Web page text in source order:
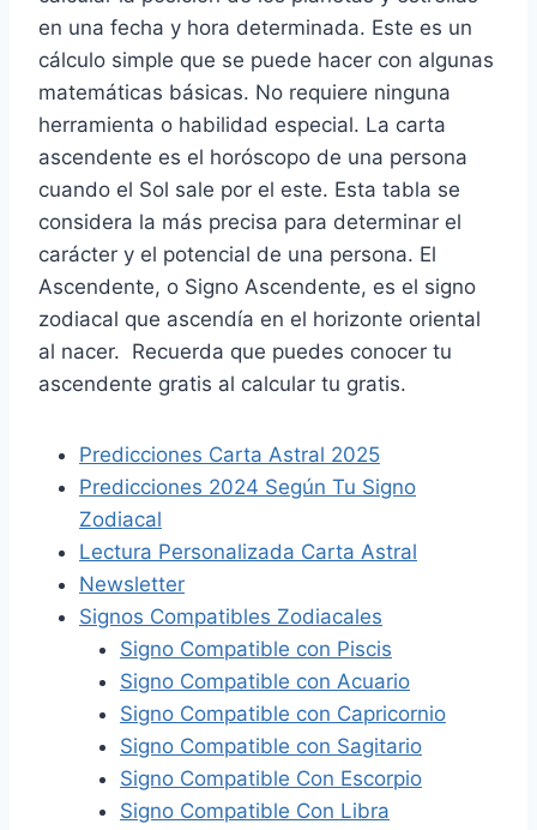
en una fecha y hora determinada. Este es un
cálculo simple que se puede hacer con algunas
matemáticas básicas. No requiere ninguna
herramienta o habilidad especial. La carta
ascendente es el horóscopo de una persona
cuando el Sol sale por el este. Esta tabla se
considera la más precisa para determinar el
carácter y el potencial de una persona. El
Ascendente, o Signo Ascendente, es el signo
zodiacal que ascendía en el horizonte oriental
al nacer. Recuerda que puedes conocer tu
ascendente gratis al calcular tu gratis.
Predicciones Carta Astral 2025
Predicciones 2024 Según Tu Signo
Zodiacal
Lectura Personalizada Carta Astral
Newsletter
Signos Compatibles Zodiacales
Signo Compatible con Piscis
Signo Compatible con Acuario
Signo Compatible con Capricornio
Signo Compatible con Sagitario
Signo Compatible Con Escorpio
Signo Compatible Con Libra